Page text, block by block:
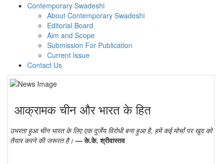
Contemporary Swadeshi
About Contemporary Swadeshi
Editorial Board
Aim and Scope
Submission For Publication
Current Issue
Contact Us
आक्रामक चीन और भारत के हित
उभरता हुआ चीन भारत के लिए एक दुर्जेय विरोधी बना हुआ है, हमें कई मोर्चां पर खुद को
तैयार करने की जरूरत है। — के.के. श्रीवास्तव